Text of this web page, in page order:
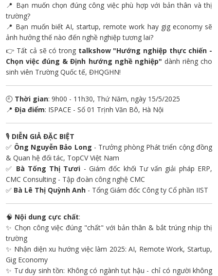
📍 Bạn muốn chọn đúng công việc phù hợp với bản thân và thị
trường?
📍 Bạn muốn biết AI, startup, remote work hay gig economy sẽ
ảnh hưởng thế nào đến nghề nghiệp tương lai?
👉 Tất cả sẽ có trong talkshow "Hướng nghiệp thực chiến -
Chọn việc đúng & Định hướng nghề nghiệp" dành riêng cho
sinh viên Trường Quốc tế, ĐHQGHN!
🕘 Thời gian: 9h00 - 11h30, Thứ Năm, ngày 15/5/2025
📍 Địa điểm: ISPACE - Số 01 Trịnh Văn Bô, Hà Nội
🎙️ DIỄN GIẢ ĐẶC BIỆT
✅ Ông Nguyễn Bảo Long - Trưởng phòng Phát triển cộng đồng
& Quan hệ đối tác, TopCV Việt Nam
✅ Bà Tống Thị Tươi - Giám đốc khối Tư vấn giải pháp ERP,
CMC Consulting - Tập đoàn công nghệ CMC
✅ Bà Lê Thị Quỳnh Anh - Tổng Giám đốc Công ty Cổ phần IIST
🧠 Nội dung cực chất:
✨ Chọn công việc đúng "chất" với bản thân & bắt trúng nhịp thị
trường
✨ Nhận diện xu hướng việc làm 2025: AI, Remote Work, Startup,
Gig Economy
✨ Tư duy sinh tồn: Không có ngành tụt hậu - chỉ có người không